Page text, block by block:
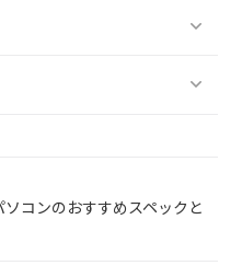
ソコンのおすすめスペックと